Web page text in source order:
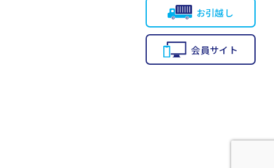
お引越し
会員サイト